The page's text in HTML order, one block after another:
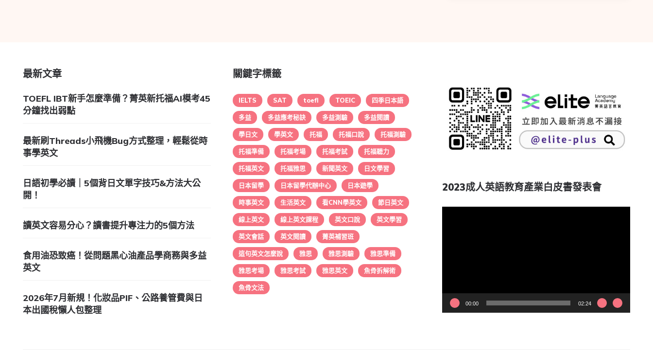
最新文章
TOEFL IBT新手怎麼準備？菁英新托福AI模考45
分鐘找出弱點
最新刷Threads小飛機Bug方式整理，輕鬆從時
事學英文
日語初學必讀｜5個背日文單字技巧&方法大公
開！
讀英文容易分心？讀書提升專注力的5個方法
食用油恐致癌！從問題黑心油產品學商務與多益
英文
2026年7月新規！化妝品PIF、公路養管費與日
本出國稅懶人包整理
關鍵字標籤
IELTS SAT toefl TOEIC 四季日本語
多益 多益應考秘訣 多益測驗 多益閱讀
學日文 學英文 托福 托福口說 托福測驗
托福準備 托福考場 托福考試 托福聽力
托福英文 托福雅思 新聞英文 日文學習
日本留學 日本留學代辦中心 日本遊學
時事英文 生活英文 看CNN學英文 節日英文
線上英文 線上英文課程 英文口說 英文學習
英文會話 英文閱讀 菁英補習班
這句英文怎麼說 雅思 雅思測驗 雅思準備
雅思考場 雅思考試 雅思英文 魚骨拆解術
魚骨文法
2023成人英語教育產業白皮書發表會
00:00 02:24